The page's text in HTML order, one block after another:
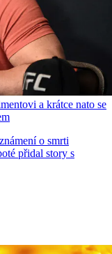
a krátce nato se
o smrti
přidal story s